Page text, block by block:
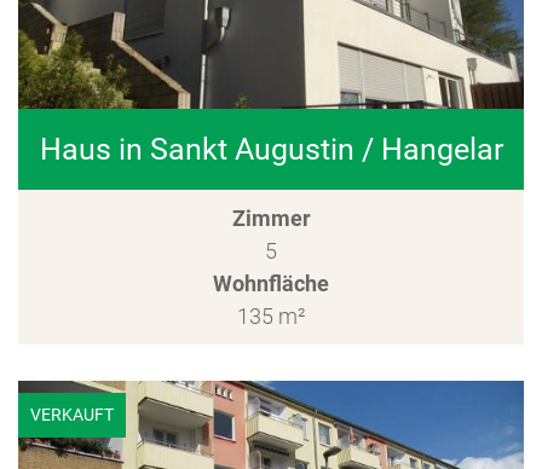
Haus in Sankt Augustin / Hangelar
Zimmer
5
Wohnfläche
135 m²
VERKAUFT